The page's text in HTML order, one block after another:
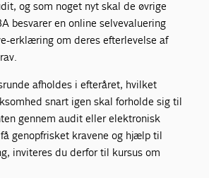
og som noget nyt skal de øvrige
besvarer en online selvevaluering
erklæring om deres efterlevelse af
afholdes i efteråret, hvilket
snart igen skal forholde sig til
gennem audit eller elektronisk
genopfrisket kravene og hjælp til
inviteres du derfor til kursus om